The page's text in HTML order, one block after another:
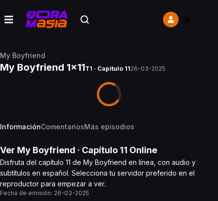
My Boyfriend
My Boyfriend 1x11T1 · Capítulo 1126-03-2025
InformaciónComentariosMás episodios
Ver My Boyfriend · Capítulo 11 Online
Disfruta del capítulo 11 de My Boyfriend en línea, con audio y
subtítulos en español. Selecciona tu servidor preferido en el
reproductor para empezar a ver.
Fecha de emisión: 26-03-2025